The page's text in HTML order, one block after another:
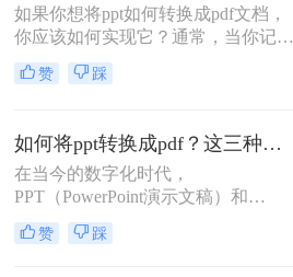
PPT如何转换成PDF文档，帮助读者
轻松完成这一转换过程。
如果你想将ppt如何转换成pdf文档，
你应该如何实现它？通常，当你记录
和整理数据时，你习惯于创建新的
PPT文档——这种常用的简单编辑文
决一下ppt转pdf这个问题。
赞 踩
如何将ppt转换成pdf？这三种转换方法你该学会！
在当今的数字化时代，
PPT（PowerPoint演示文稿）和
PDF（Portable Document Format，可
移植文档格式）是两种广泛使用的文
赞 踩